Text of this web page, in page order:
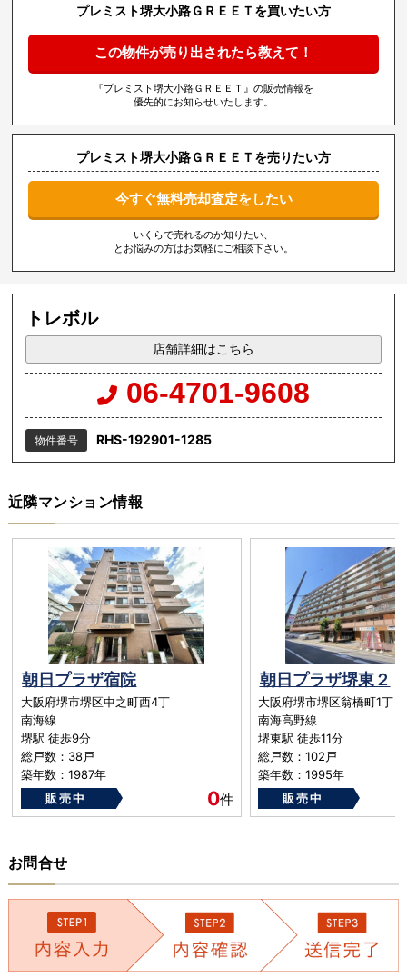
プレミスト堺大小路ＧＲＥＥＴを買いたい方
この物件が売り出されたら教えて！
『プレミスト堺大小路ＧＲＥＥＴ』の販売情報を
優先的にお知らせいたします。
プレミスト堺大小路ＧＲＥＥＴを売りたい方
今すぐ無料売却査定をしたい
いくらで売れるのか知りたい、
とお悩みの方はお気軽にご相談下さい。
トレボル
店舗詳細はこちら
06-4701-9608
物件番号 RHS-192901-1285
近隣マンション情報
朝日プラザ宿院
大阪府堺市堺区中之町西4丁
南海線
堺駅 徒歩9分
総戸数：38戸
築年数：1987年
販売中
0件
朝日プラザ堺東２
大阪府堺市堺区翁橋町1丁
南海高野線
堺東駅 徒歩11分
総戸数：102戸
築年数：1995年
販売中
お問合せ